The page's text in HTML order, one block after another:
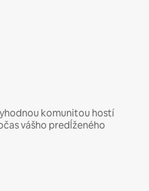
komunitou hostí
vášho predĺženého